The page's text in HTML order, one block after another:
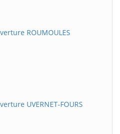
ROUMOULES
UVERNET-FOURS